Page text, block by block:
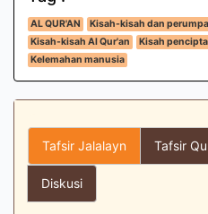
AL QUR'AN
Kisah-kisah dan
Kisah-kisah Al Qur'an
Kisah
Kelemahan manusia
Tafsir Jalalayn Tafsir
Diskusi